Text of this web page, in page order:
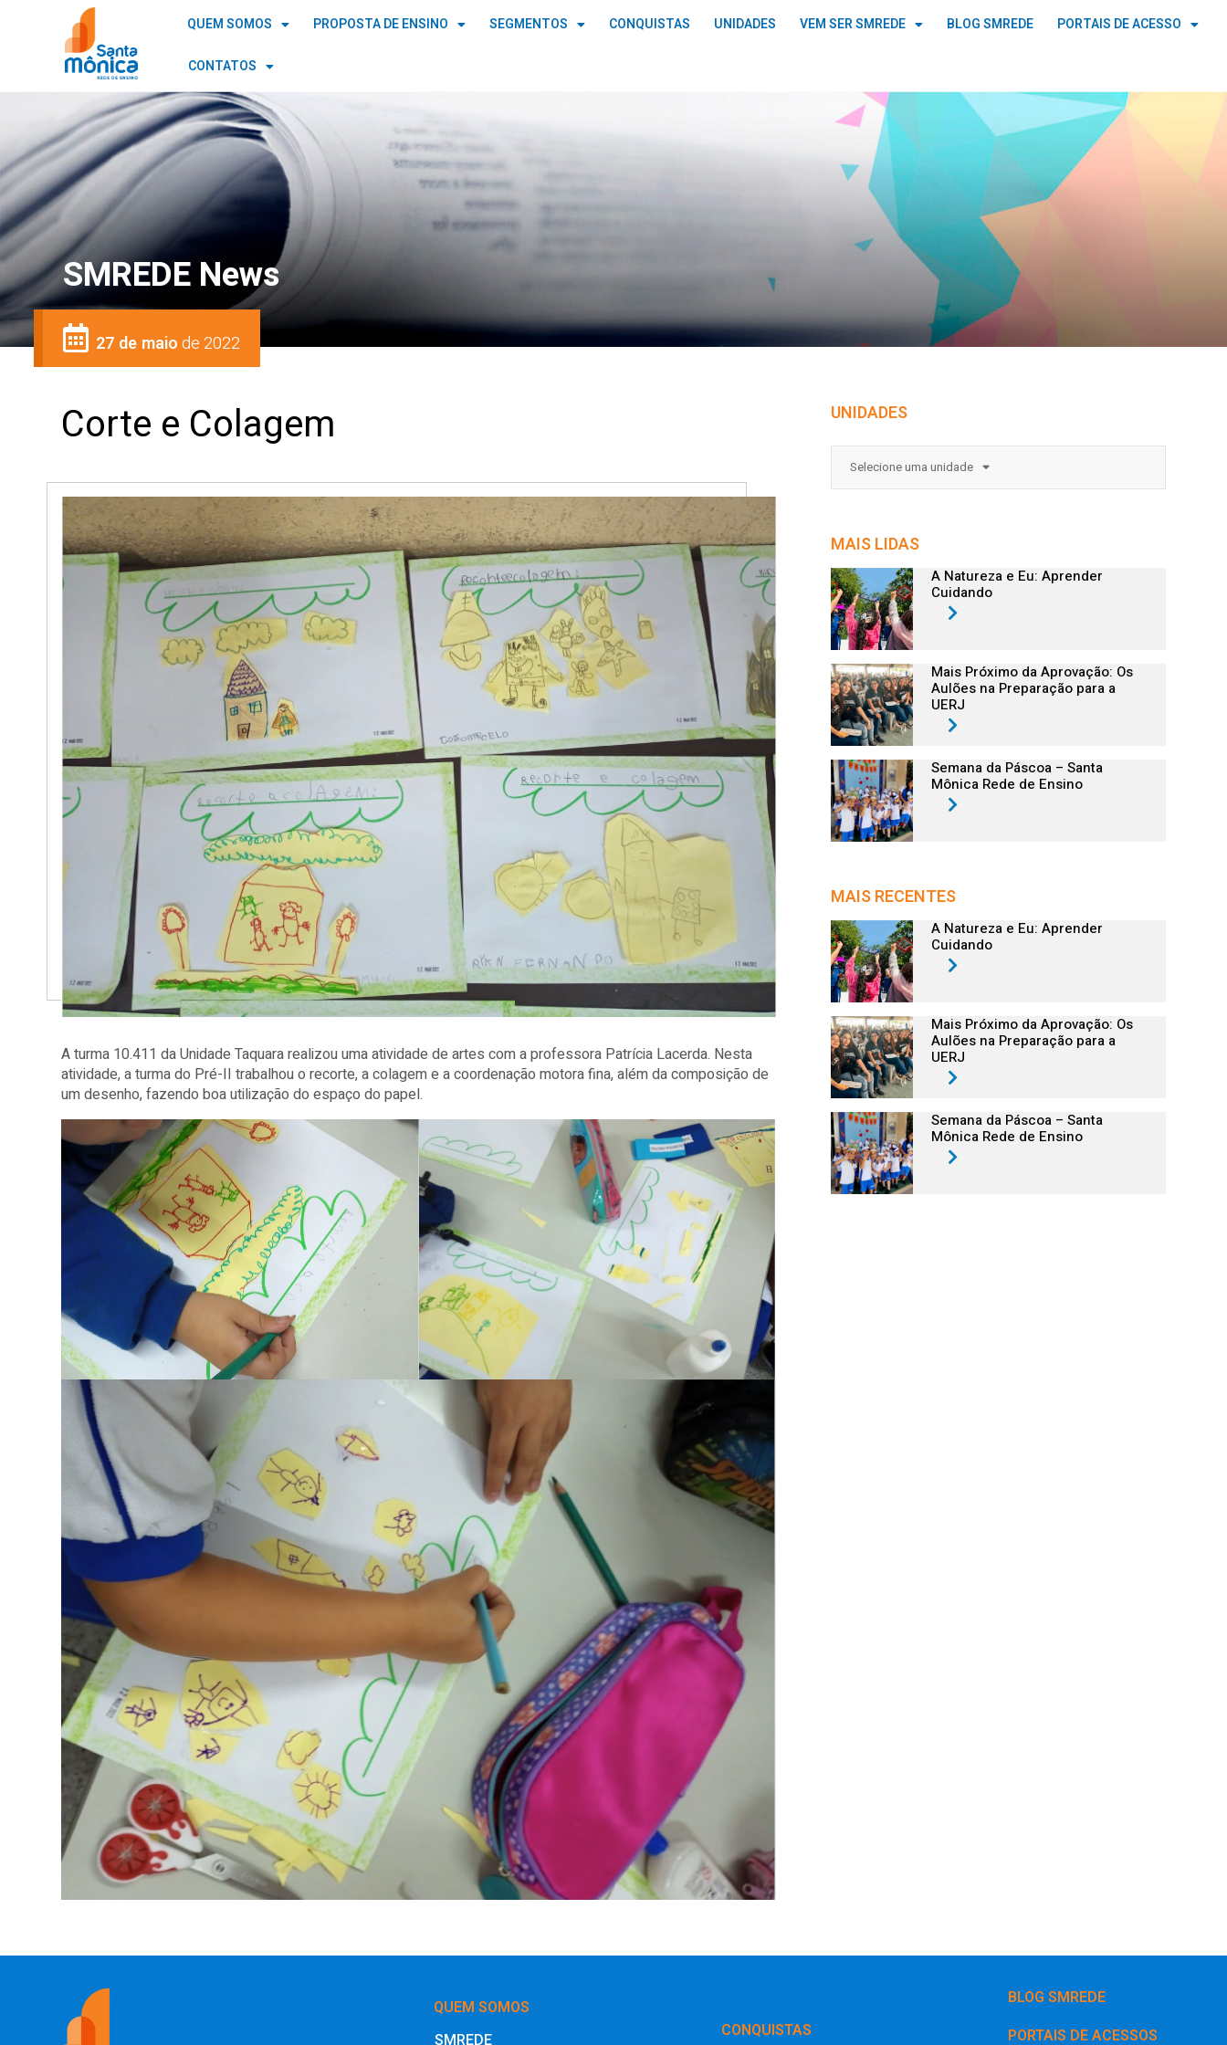
QUEM SOMOS PROPOSTA DE ENSINO SEGMENTOS CONQUISTAS UNIDADES VEM SER SMREDE BLOG SMREDE PORTAIS DE ACESSO
CONTATOS
SMREDE News
27 de maiode 2022
Corte e Colagem
A turma 10.411 da Unidade Taquara realizou uma atividade de artes com a professora Patrícia Lacerda. Nesta
atividade, a turma do Pré-II trabalhou o recorte, a colagem e a coordenação motora fina, além da composição de
um desenho, fazendo boa utilização do espaço do papel.
UNIDADES
Selecione uma unidade
MAIS LIDAS
A Natureza e Eu: Aprender
Cuidando
Mais Próximo da Aprovação: Os
Aulões na Preparação para a
UERJ
Semana da Páscoa – Santa
Mônica Rede de Ensino
MAIS RECENTES
A Natureza e Eu: Aprender
Cuidando
Mais Próximo da Aprovação: Os
Aulões na Preparação para a
UERJ
Semana da Páscoa – Santa
Mônica Rede de Ensino
QUEM SOMOS
SMREDE
‎CONQUISTAS
BLOG SMREDE
PORTAIS DE ACESSOS